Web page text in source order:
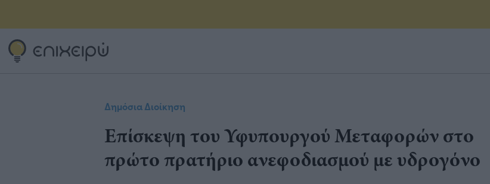
Δημόσια Διοίκηση
Επίσκεψη του Υφυπουργού Μεταφορών στο
πρώτο πρατήριο ανεφοδιασμού με υδρογόνο